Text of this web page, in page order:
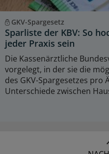
GKV-Spargesetz
Sparliste der KBV: So
jeder Praxis sein
Die Kassenärztliche
vorgelegt, in der sie die
des GKV-Spargesetzes pro
Unterschiede zwischen